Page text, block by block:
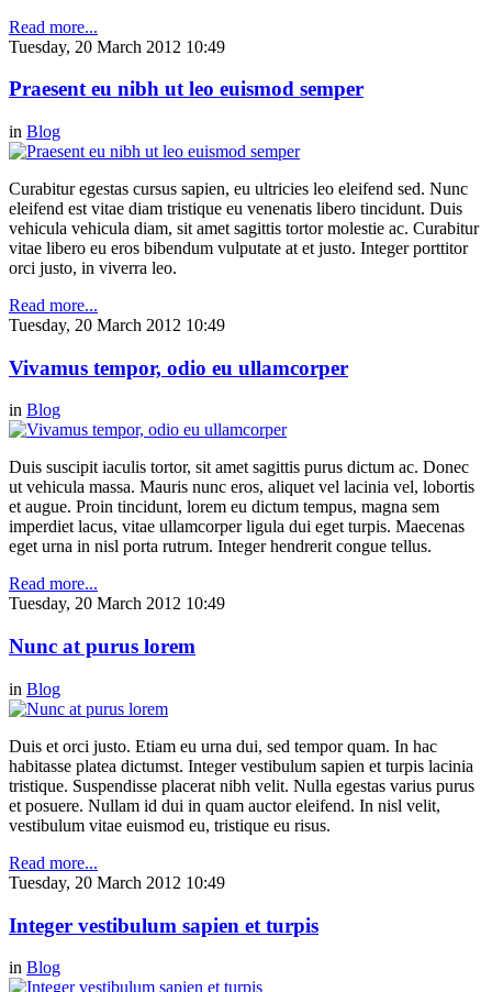
Read more...
Tuesday, 20 March 2012 10:49
Praesent eu nibh ut leo euismod semper
in Blog
Curabitur egestas cursus sapien, eu ultricies leo eleifend sed. Nunc
eleifend est vitae diam tristique eu venenatis libero tincidunt. Duis
vehicula vehicula diam, sit amet sagittis tortor molestie ac. Curabitur
vitae libero eu eros bibendum vulputate at et justo. Integer porttitor
orci justo, in viverra leo.
Read more...
Tuesday, 20 March 2012 10:49
Vivamus tempor, odio eu ullamcorper
in Blog
Duis suscipit iaculis tortor, sit amet sagittis purus dictum ac. Donec
ut vehicula massa. Mauris nunc eros, aliquet vel lacinia vel, lobortis
et augue. Proin tincidunt, lorem eu dictum tempus, magna sem
imperdiet lacus, vitae ullamcorper ligula dui eget turpis. Maecenas
eget urna in nisl porta rutrum. Integer hendrerit congue tellus.
Read more...
Tuesday, 20 March 2012 10:49
Nunc at purus lorem
in Blog
Duis et orci justo. Etiam eu urna dui, sed tempor quam. In hac
habitasse platea dictumst. Integer vestibulum sapien et turpis lacinia
tristique. Suspendisse placerat nibh velit. Nulla egestas varius purus
et posuere. Nullam id dui in quam auctor eleifend. In nisl velit,
vestibulum vitae euismod eu, tristique eu risus.
Read more...
Tuesday, 20 March 2012 10:49
Integer vestibulum sapien et turpis
in Blog